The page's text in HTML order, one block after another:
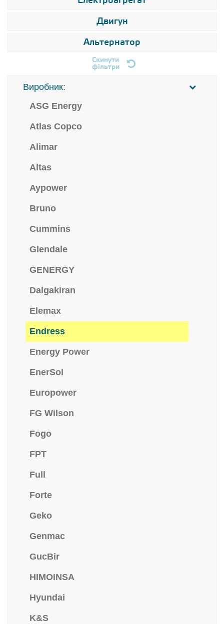
Двигун
Альтернатор
Скинути
фільтри
Виробник:
ASG Energy
Atlas Copco
Alimar
Altas
Aypower
Bruno
Cummins
Glendale
GENERGY
Dalgakiran
Elemax
Endress
Energy Power
EnerSol
Europower
FG Wilson
Fogo
FPT
Full
Forte
Geko
Genmac
GucBir
HIMOINSA
Hyundai
K&S